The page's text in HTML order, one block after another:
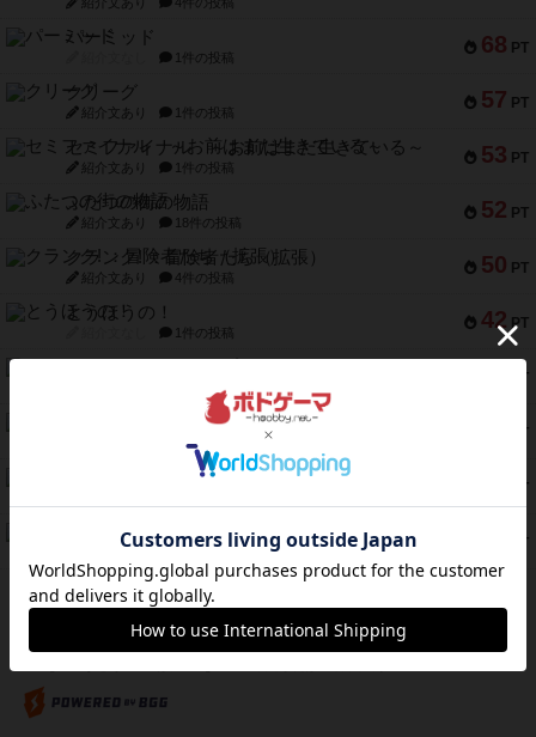
68 PT
パーミッド
1件の投稿
57 PT
クリーグ
紹介文あり 1件の投稿
53 PT
セミファイナル ～お前はまだ生きている～
紹介文あり 1件の投稿
52 PT
ふたつの街の物語
紹介文あり 18件の投稿
50 PT
クランク! ：冒険者たち（拡張）
紹介文あり 4件の投稿
42 PT
とうほうの！
1件の投稿
PT
2件の投稿
PT
1件の投稿
PT
スーパーストア3000
PT
フリップ７：復讐心とともに
※Apple、Apple のロゴ は、米国および他の国々で登録されたApple Inc.の商標です。
※App Store は、Apple Inc.のサービスマークです。
※Android は、グーグル インコーポレイテッドの商標または登録商標です。